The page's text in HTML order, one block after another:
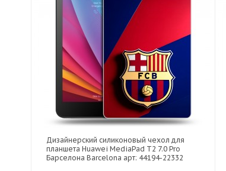
Дизайнерский силиконовый чехол для
планшета Huawei MediaPad T2 7.0 Pro
Барселона Barcelona арт: 44194-22332